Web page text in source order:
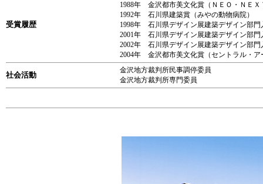
受賞履歴
1988年 金沢都市美文化賞（ＮＥＯ・ＮＥＸ
1992年 石川県建築賞（みやの動物病院）
1998年 石川県デザイン展建築デザイン部門
2001年 石川県デザイン展建築デザイン部門
2002年 石川県デザイン展建築デザイン部門
2004年 金沢都市美文化賞（セントラル・ア
社会活動
金沢地方裁判所民事調停委員
金沢地方裁判所専門委員